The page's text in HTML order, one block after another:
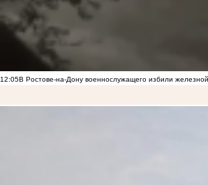
12:05В Ростове-на-Дону военнослужащего избили